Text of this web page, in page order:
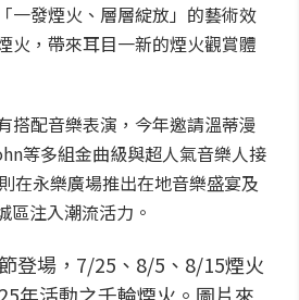
一發煙火、層層綻放」的藝術效
火，帶來耳目一新的煙火觀賞體
搭配音樂表演，今年邀請溫蒂漫
等多組金曲級與超人氣音樂人接
在永樂廣場推出在地音樂盛宴及
區注入潮流活力。